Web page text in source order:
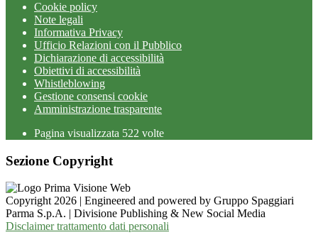
Cookie policy
Note legali
Informativa Privacy
Ufficio Relazioni con il Pubblico
Dichiarazione di accessibilità
Obiettivi di accessibilità
Whistleblowing
Gestione consensi cookie
Amministrazione trasparente
Pagina visualizzata 522 volte
Sezione Copyright
Copyright 2026 | Engineered and powered by Gruppo Spaggiari
Parma S.p.A. | Divisione Publishing & New Social Media
Disclaimer trattamento dati personali